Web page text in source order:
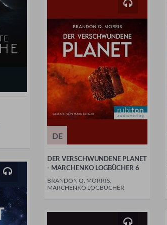
DE
DER VERSCHWUNDENE PLANET
- MARCHENKO LOGBÜCHER 6
BRANDON Q. MORRIS,
MARCHENKO LOGBÜCHER